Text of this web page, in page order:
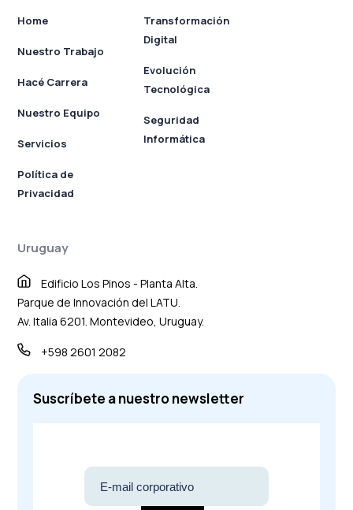
Home
Nuestro Trabajo
Hacé Carrera
Nuestro Equipo
Servicios
Política de
Privacidad
Transformación
Digital
Evolución
Tecnológica
Seguridad
Informática
Uruguay
Edificio Los Pinos - Planta Alta.
Parque de Innovación del LATU.
Av. Italia 6201. Montevideo, Uruguay.
+598 2601 2082
Suscríbete a nuestro newsletter